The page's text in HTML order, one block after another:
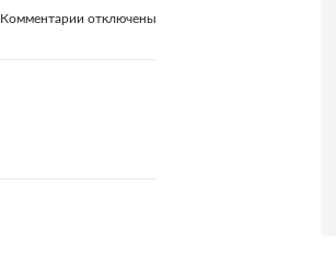
Комментарии отключены